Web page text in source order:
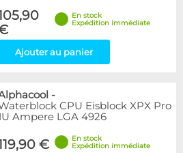
En stock
Expédition immédiate
Ajouter au panier
-
CPU Eisblock XPX Pro
Ampere LGA 4926
€
En stock
Expédition immédiate